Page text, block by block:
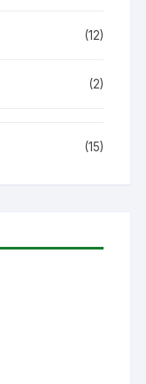
(12)
(2)
(15)